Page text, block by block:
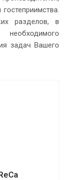
разделов, в
задач Вашего